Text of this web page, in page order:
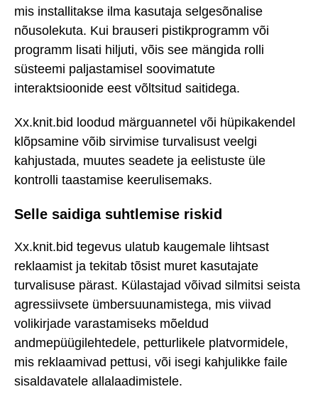
mis installitakse ilma kasutaja selgesõnalise
nõusolekuta. Kui brauseri pistikprogramm või
programm lisati hiljuti, võis see mängida rolli
süsteemi paljastamisel soovimatute
interaktsioonide eest võltsitud saitidega.
Xx.knit.bid loodud märguannetel või hüpikakendel
klõpsamine võib sirvimise turvalisust veelgi
kahjustada, muutes seadete ja eelistuste üle
kontrolli taastamise keerulisemaks.
Selle saidiga suhtlemise riskid
Xx.knit.bid tegevus ulatub kaugemale lihtsast
reklaamist ja tekitab tõsist muret kasutajate
turvalisuse pärast. Külastajad võivad silmitsi seista
agressiivsete ümbersuunamistega, mis viivad
volikirjade varastamiseks mõeldud
andmepüügilehtedele, petturlikele platvormidele,
mis reklaamivad pettusi, või isegi kahjulikke faile
sisaldavatele allalaadimistele.